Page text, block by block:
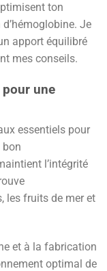
ton
Je
apport équilibré
mes conseils.
une
essentiels pour
bon
l’intégrité
les fruits de mer et
et à la fabrication
optimal de